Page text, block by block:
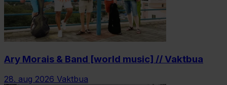
Ary Morais & Band [world music] // Vaktbua
28. aug 2026 Vaktbua